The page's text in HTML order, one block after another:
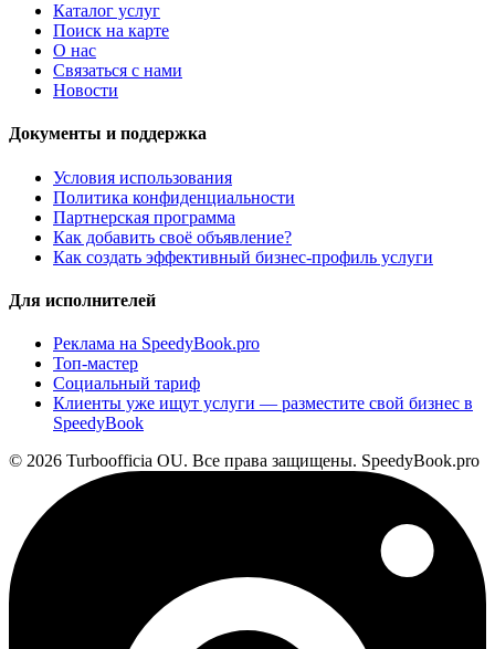
Каталог услуг
Поиск на карте
О нас
Связаться с нами
Новости
Документы и поддержка
Условия использования
Политика конфиденциальности
Партнерская программа
Как добавить своё объявление?
Как создать эффективный бизнес-профиль услуги
Для исполнителей
Реклама на SpeedyBook.pro
Топ-мастер
Социальный тариф
Клиенты уже ищут услуги — разместите свой бизнес в
SpeedyBook
© 2026 Turboofficia OU. Все права защищены. SpeedyBook.pro